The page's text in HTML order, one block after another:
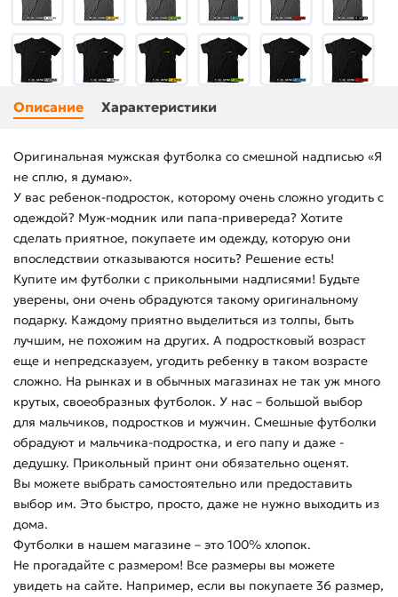
Описание Характеристики
Оригинальная мужская футболка со смешной надписью «Я
не сплю, я думаю».
У вас ребенок-подросток, которому очень сложно угодить с
одеждой? Муж-модник или папа-привереда? Хотите
сделать приятное, покупаете им одежду, которую они
впоследствии отказываются носить? Решение есть!
Купите им футболки с прикольными надписями! Будьте
уверены, они очень обрадуются такому оригинальному
подарку. Каждому приятно выделиться из толпы, быть
лучшим, не похожим на других. А подростковый возраст
еще и непредсказуем, угодить ребенку в таком возрасте
сложно. На рынках и в обычных магазинах не так уж много
крутых, своеобразных футболок. У нас – большой выбор
для мальчиков, подростков и мужчин. Смешные футболки
обрадуют и мальчика-подростка, и его папу и даже -
дедушку. Прикольный принт они обязательно оценят.
Вы можете выбрать самостоятельно или предоставить
выбор им. Это быстро, просто, даже не нужно выходить из
дома.
Футболки в нашем магазине – это 100% хлопок.
Не прогадайте с размером! Все размеры вы можете
увидеть на сайте. Например, если вы покупаете 36 размер,